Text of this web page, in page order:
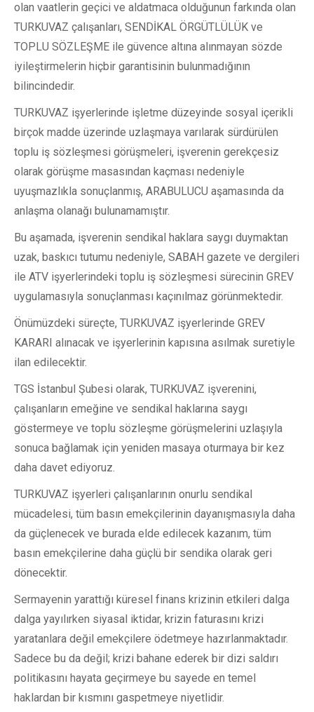
olan vaatlerin geçici ve aldatmaca olduğunun farkında olan
TURKUVAZ çalışanları, SENDİKAL ÖRGÜTLÜLÜK ve
TOPLU SÖZLEŞME ile güvence altına alınmayan sözde
iyileştirmelerin hiçbir garantisinin bulunmadığının
bilincindedir.
TURKUVAZ işyerlerinde işletme düzeyinde sosyal içerikli
birçok madde üzerinde uzlaşmaya varılarak sürdürülen
toplu iş sözleşmesi görüşmeleri, işverenin gerekçesiz
olarak görüşme masasından kaçması nedeniyle
uyuşmazlıkla sonuçlanmış, ARABULUCU aşamasında da
anlaşma olanağı bulunamamıştır.
Bu aşamada, işverenin sendikal haklara saygı duymaktan
uzak, baskıcı tutumu nedeniyle, SABAH gazete ve dergileri
ile ATV işyerlerindeki toplu iş sözleşmesi sürecinin GREV
uygulamasıyla sonuçlanması kaçınılmaz görünmektedir.
Önümüzdeki süreçte, TURKUVAZ işyerlerinde GREV
KARARI alınacak ve işyerlerinin kapısına asılmak suretiyle
ilan edilecektir.
TGS İstanbul Şubesi olarak, TURKUVAZ işverenini,
çalışanların emeğine ve sendikal haklarına saygı
göstermeye ve toplu sözleşme görüşmelerini uzlaşıyla
sonuca bağlamak için yeniden masaya oturmaya bir kez
daha davet ediyoruz.
TURKUVAZ işyerleri çalışanlarının onurlu sendikal
mücadelesi, tüm basın emekçilerinin dayanışmasıyla daha
da güçlenecek ve burada elde edilecek kazanım, tüm
basın emekçilerine daha güçlü bir sendika olarak geri
dönecektir.
Sermayenin yarattığı küresel finans krizinin etkileri dalga
dalga yayılırken siyasal iktidar, krizin faturasını krizi
yaratanlara değil emekçilere ödetmeye hazırlanmaktadır.
Sadece bu da değil; krizi bahane ederek bir dizi saldırı
politikasını hayata geçirmeye bu sayede en temel
haklardan bir kısmını gaspetmeye niyetlidir.